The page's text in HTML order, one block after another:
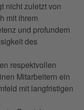
nicht zuletzt von
mit ihrem
und profundem
des
respektvollen
Mitarbeitern ein
mit langfristigen